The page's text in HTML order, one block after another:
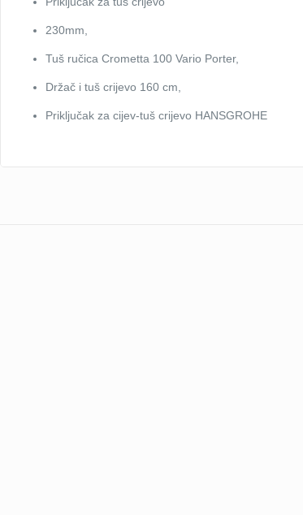
230mm,
Tuš ručica Crometta 100 Vario Porter,
Držač i tuš crijevo 160 cm,
Priključak za cijev-tuš crijevo HANSGROHE